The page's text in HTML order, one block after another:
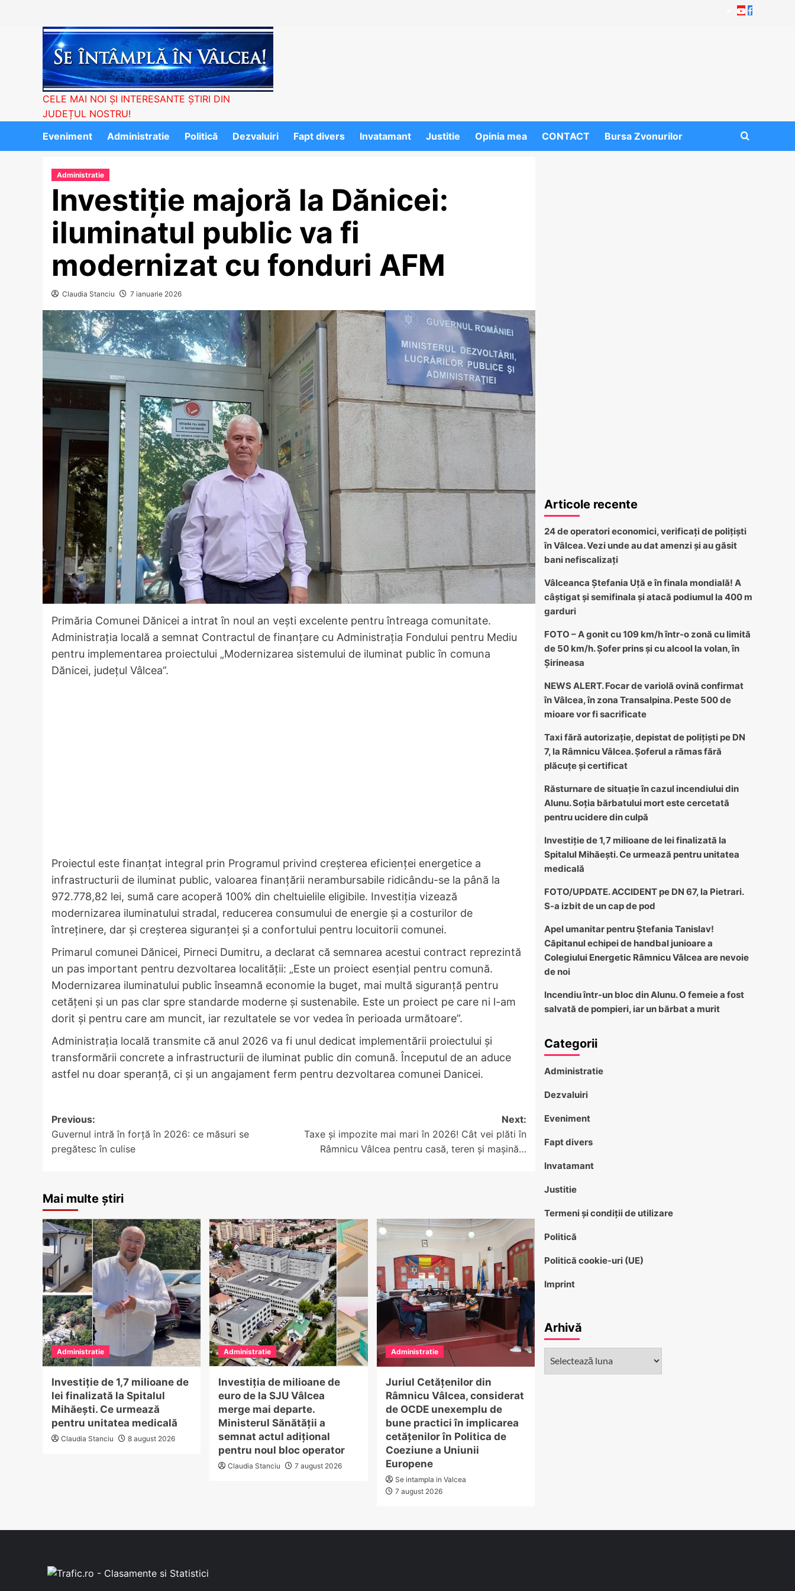
Youtube
Facebook
CELE MAI NOI ȘI INTERESANTE ȘTIRI DIN
JUDEȚUL NOSTRU!
Eveniment
Administratie Politică Dezvaluiri Fapt divers Invatamant Justitie Opinia mea CONTACT Bursa Zvonurilor
Administratie
Investiție majoră la Dănicei:
iluminatul public va fi
modernizat cu fonduri AFM
Claudia Stanciu 7 ianuarie 2026
Primăria Comunei Dănicei a intrat în noul an vești excelente pentru întreaga comunitate.
Administrația locală a semnat Contractul de finanțare cu Administrația Fondului pentru Mediu
pentru implementarea proiectului „Modernizarea sistemului de iluminat public în comuna
Dănicei, județul Vâlcea”.
Proiectul este finanțat integral prin Programul privind creșterea eficienței energetice a
infrastructurii de iluminat public, valoarea finanțării nerambursabile ridicându-se la până la
972.778,82 lei, sumă care acoperă 100% din cheltuielile eligibile. Investiția vizează
modernizarea iluminatului stradal, reducerea consumului de energie și a costurilor de
întreținere, dar și creșterea siguranței și a confortului pentru locuitorii comunei.
Primarul comunei Dănicei, Pirneci Dumitru, a declarat că semnarea acestui contract reprezintă
un pas important pentru dezvoltarea localității: „Este un proiect esențial pentru comună.
Modernizarea iluminatului public înseamnă economie la buget, mai multă siguranță pentru
cetățeni și un pas clar spre standarde moderne și sustenabile. Este un proiect pe care ni l-am
dorit și pentru care am muncit, iar rezultatele se vor vedea în perioada următoare”.
Administrația locală transmite că anul 2026 va fi unul dedicat implementării proiectului și
transformării concrete a infrastructurii de iluminat public din comună. Începutul de an aduce
astfel nu doar speranță, ci și un angajament ferm pentru dezvoltarea comunei Danicei.
Post
navigation
Previous:
Guvernul intră în forță în 2026: ce măsuri se
pregătesc în culise
Next:
Taxe și impozite mai mari în 2026! Cât vei plăti în
Râmnicu Vâlcea pentru casă, teren și mașină…
Mai multe știri
Administratie
Investiție de 1,7 milioane de
lei finalizată la Spitalul
Mihăești. Ce urmează
pentru unitatea medicală
Claudia Stanciu 8 august 2026
Administratie
Investiția de milioane de
euro de la SJU Vâlcea
merge mai departe.
Ministerul Sănătății a
semnat actul adițional
pentru noul bloc operator
Claudia Stanciu 7 august 2026
Administratie
Juriul Cetățenilor din
Râmnicu Vâlcea, considerat
de OCDE unexemplu de
bune practici în implicarea
cetățenilor în Politica de
Coeziune a Uniunii
Europene
Se intampla in Valcea
7 august 2026
Articole recente
24 de operatori economici, verificați de polițiști
în Vâlcea. Vezi unde au dat amenzi și au găsit
bani nefiscalizați
Vâlceanca Ștefania Uță e în finala mondială! A
câștigat și semifinala și atacă podiumul la 400 m
garduri
FOTO – A gonit cu 109 km/h într-o zonă cu limită
de 50 km/h. Șofer prins și cu alcool la volan, în
Șirineasa
NEWS ALERT. Focar de variolă ovină confirmat
în Vâlcea, în zona Transalpina. Peste 500 de
mioare vor fi sacrificate
Taxi fără autorizație, depistat de polițiști pe DN
7, la Râmnicu Vâlcea. Șoferul a rămas fără
plăcuțe și certificat
Răsturnare de situație în cazul incendiului din
Alunu. Soția bărbatului mort este cercetată
pentru ucidere din culpă
Investiție de 1,7 milioane de lei finalizată la
Spitalul Mihăești. Ce urmează pentru unitatea
medicală
FOTO/UPDATE. ACCIDENT pe DN 67, la Pietrari.
S-a izbit de un cap de pod
Apel umanitar pentru Ștefania Tanislav!
Căpitanul echipei de handbal junioare a
Colegiului Energetic Râmnicu Vâlcea are nevoie
de noi
Incendiu într-un bloc din Alunu. O femeie a fost
salvată de pompieri, iar un bărbat a murit
Categorii
Administratie
Dezvaluiri
Eveniment
Fapt divers
Invatamant
Justitie
Termeni și condiții de utilizare
Politică
Politică cookie-uri (UE)
Imprint
Arhivă